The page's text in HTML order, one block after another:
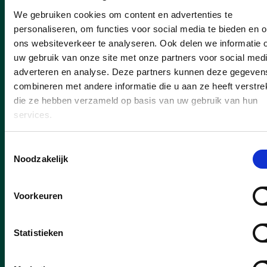
We gebruiken cookies om content en advertenties te
personaliseren, om functies voor social media te bieden en
ons websiteverkeer te analyseren. Ook delen we informatie
uw gebruik van onze site met onze partners voor social
adverteren en analyse. Deze partners kunnen deze
combineren met andere informatie die u aan ze heeft
die ze hebben verzameld op basis van uw gebruik van hun
services.
Noodzakelijk
Voorkeuren
Statistieken
Nieuws
18/11/25